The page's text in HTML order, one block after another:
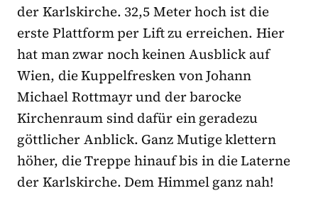
der Karlskirche. 32,5 Meter hoch ist die
erste Plattform per Lift zu erreichen. Hier
hat man zwar noch keinen Ausblick auf
Wien, die Kuppelfresken von Johann
Michael Rottmayr und der barocke
Kirchenraum sind dafür ein geradezu
göttlicher Anblick. Ganz Mutige klettern
höher, die Treppe hinauf bis in die Laterne
der Karlskirche. Dem Himmel ganz nah!